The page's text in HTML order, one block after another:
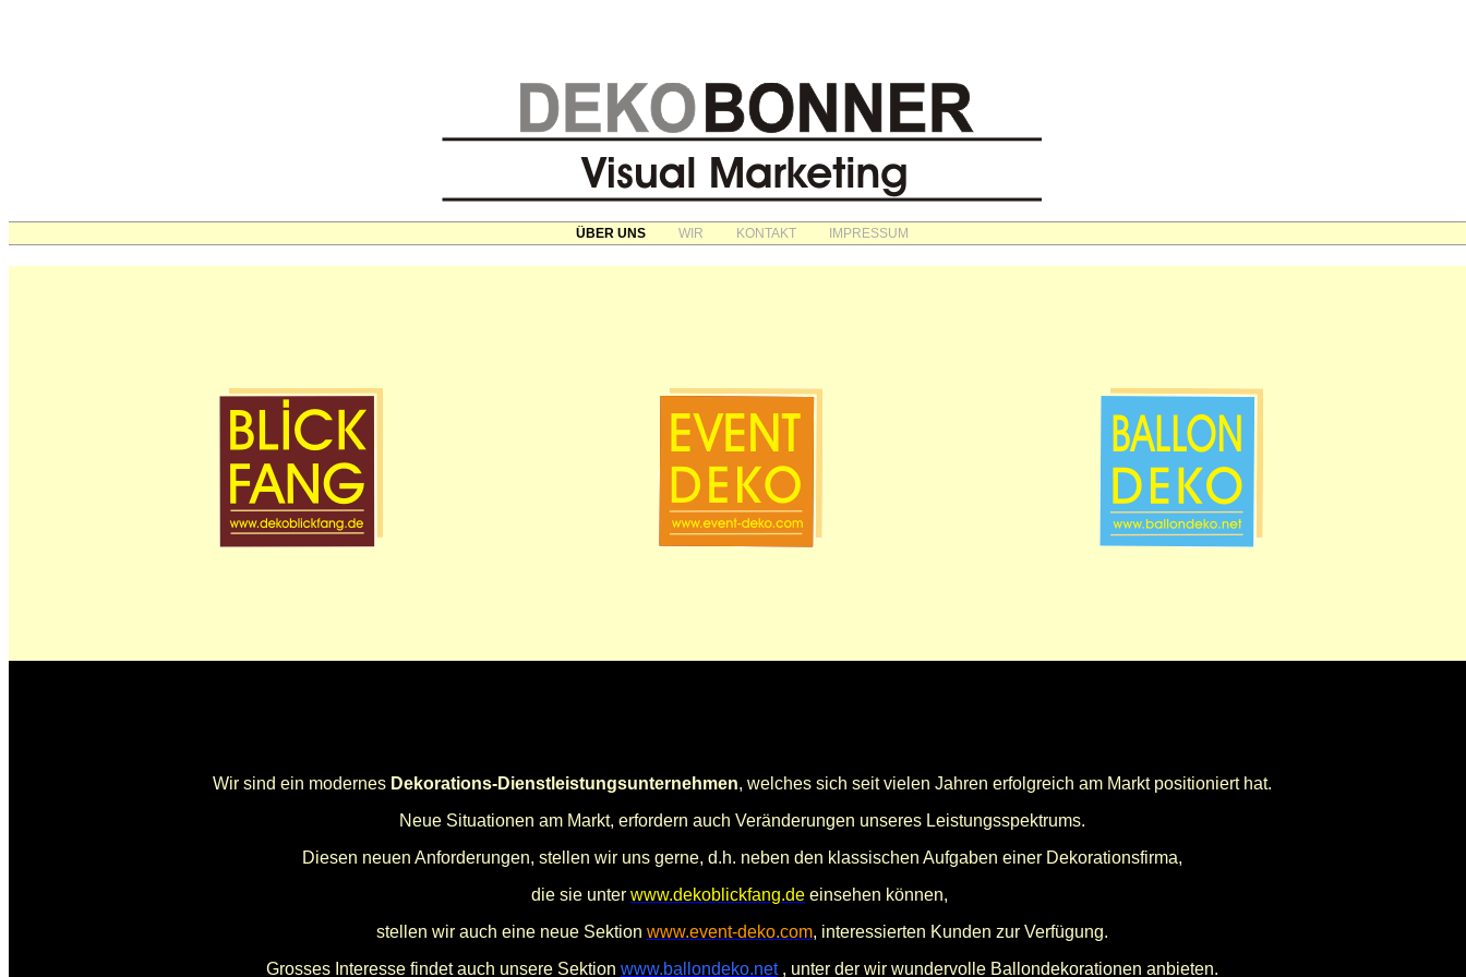
ÜBER UNS WIR KONTAKT IMPRESSUM
Wir sind ein modernes Dekorations-Dienstleistungsunternehmen, welches sich seit vielen Jahren erfolgreich am Markt positioniert hat.
Neue Situationen am Markt, erfordern auch Veränderungen unseres Leistungsspektrums.
Diesen neuen Anforderungen, stellen wir uns gerne, d.h. neben den klassischen Aufgaben einer Dekorationsfirma,
die sie unter www.dekoblickfang.de einsehen können,
stellen wir auch eine neue Sektion www.event-deko.com, interessierten Kunden zur Verfügung.
Grosses Interesse findet auch unsere Sektion www.ballondeko.net, unter der wir wundervolle Ballondekorationen anbieten.